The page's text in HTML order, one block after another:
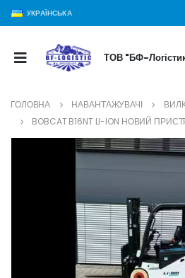
УКРАЇНСЬКА
ТОВ "БФ-
ГОЛОВНА НАВАНТАЖУВАЧІ
BOBCAT B16NT LI-ION НОВИЙ